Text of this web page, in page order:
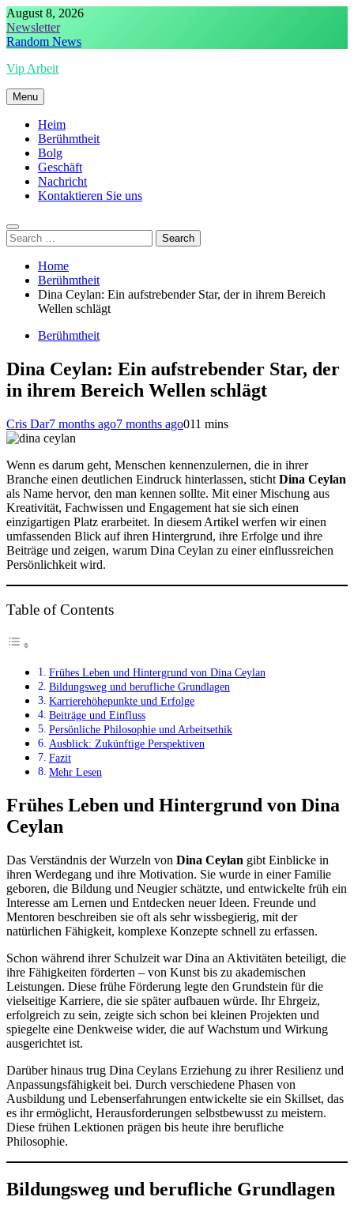
Skip
to
content
August 8, 2026
Newsletter
Random News
Vip Arbeit
Menu
Heim
Berühmtheit
Bolg
Geschäft
Nachricht
Kontaktieren Sie uns
Search
for:
Home
Berühmtheit
Dina Ceylan: Ein aufstrebender Star, der in ihrem Bereich
Wellen schlägt
Berühmtheit
Dina Ceylan: Ein aufstrebender Star, der
in ihrem Bereich Wellen schlägt
Cris Dar7 months ago7 months ago011 mins
Wenn es darum geht, Menschen kennenzulernen, die in ihrer
Branche einen deutlichen Eindruck hinterlassen, sticht Dina Ceylan
als Name hervor, den man kennen sollte. Mit einer Mischung aus
Kreativität, Fachwissen und Engagement hat sie sich einen
einzigartigen Platz erarbeitet. In diesem Artikel werfen wir einen
umfassenden Blick auf ihren Hintergrund, ihre Erfolge und ihre
Beiträge und zeigen, warum Dina Ceylan zu einer einflussreichen
Persönlichkeit wird.
Table of Contents
Frühes Leben und Hintergrund von Dina Ceylan
Bildungsweg und berufliche Grundlagen
Karrierehöhepunkte und Erfolge
Beiträge und Einfluss
Persönliche Philosophie und Arbeitsethik
Ausblick: Zukünftige Perspektiven
Fazit
Mehr Lesen
Frühes Leben und Hintergrund von Dina
Ceylan
Das Verständnis der Wurzeln von Dina Ceylan gibt Einblicke in
ihren Werdegang und ihre Motivation. Sie wurde in einer Familie
geboren, die Bildung und Neugier schätzte, und entwickelte früh ein
Interesse am Lernen und Entdecken neuer Ideen. Freunde und
Mentoren beschreiben sie oft als sehr wissbegierig, mit der
natürlichen Fähigkeit, komplexe Konzepte schnell zu erfassen.
Schon während ihrer Schulzeit war Dina an Aktivitäten beteiligt, die
ihre Fähigkeiten förderten – von Kunst bis zu akademischen
Leistungen. Diese frühe Förderung legte den Grundstein für die
vielseitige Karriere, die sie später aufbauen würde. Ihr Ehrgeiz,
erfolgreich zu sein, zeigte sich schon bei kleinen Projekten und
spiegelte eine Denkweise wider, die auf Wachstum und Wirkung
ausgerichtet ist.
Darüber hinaus trug Dina Ceylans Erziehung zu ihrer Resilienz und
Anpassungsfähigkeit bei. Durch verschiedene Phasen von
Ausbildung und Lebenserfahrungen entwickelte sie ein Skillset, das
es ihr ermöglicht, Herausforderungen selbstbewusst zu meistern.
Diese frühen Lektionen prägen bis heute ihre berufliche
Philosophie.
Bildungsweg und berufliche Grundlagen